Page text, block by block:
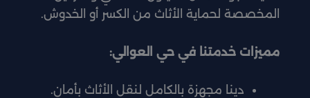
المخصصة لحماية الأثاث من الكسر أو الخدوش.
مميزات خدمتنا في حي العوالي:
دينا مجهزة بالكامل لنقل الأثاث بأمان.